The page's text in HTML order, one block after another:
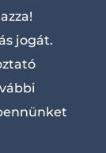
jogát.